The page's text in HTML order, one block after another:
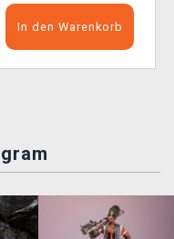
In den Warenkorb